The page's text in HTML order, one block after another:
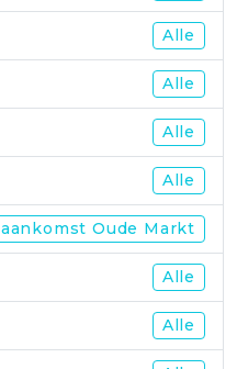
Alle
Alle
Alle
Alle
aankomst Oude Markt
Alle
Alle